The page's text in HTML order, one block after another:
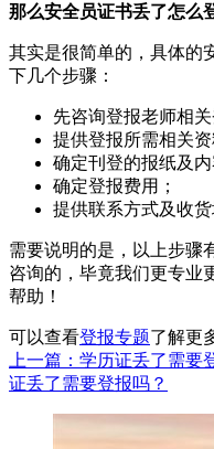
那么安全员证书丢了怎么
其实是很简单的，具体的
下几个步骤：
先咨询登报老师相关
提供登报所需相关资
确定刊登的报纸及内
确定登报费用；
提供联系方式及收
需要说明的是，以上步骤
咨询的，毕竟我们更专业
帮助！
可以查看登报专题了解更
上一篇：学历证丢了需要
证丢了需要登报吗？